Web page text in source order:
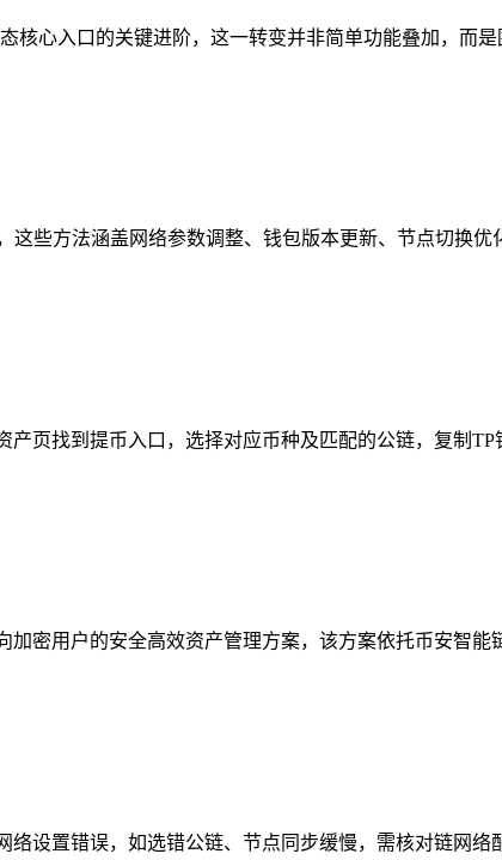
核心入口的关键进阶，这一转变并非简单功能叠加，而
些方法涵盖网络参数调整、钱包版本更新、节点切换优
页找到提币入口，选择对应币种及匹配的公链，复制TP
密用户的安全高效资产管理方案，该方案依托币安智能
设置错误，如选错公链、节点同步缓慢，需核对链网络